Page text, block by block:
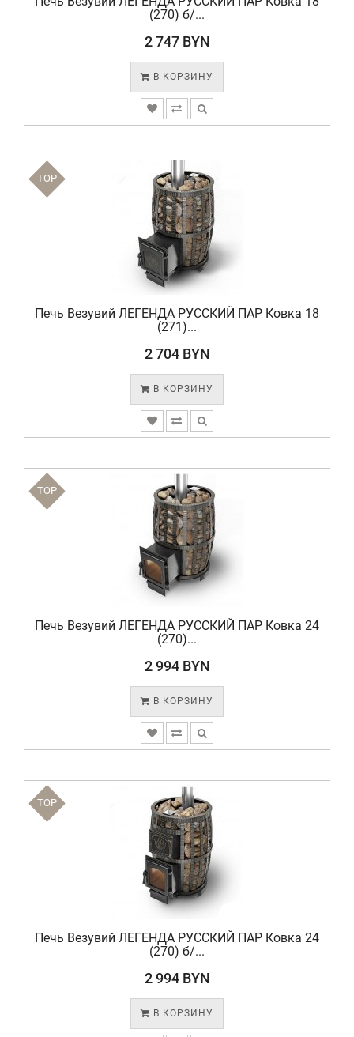
(270) б/...
2 747 BYN
В КОРЗИНУ
TOP
Печь Везувий ЛЕГЕНДА РУССКИЙ ПАР Ковка 18
(271)...
2 704 BYN
В КОРЗИНУ
TOP
Печь Везувий ЛЕГЕНДА РУССКИЙ ПАР Ковка 24
(270)...
2 994 BYN
В КОРЗИНУ
TOP
Печь Везувий ЛЕГЕНДА РУССКИЙ ПАР Ковка 24
(270) б/...
2 994 BYN
В КОРЗИНУ